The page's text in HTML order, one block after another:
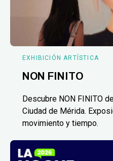
EXHIBICIÓN ARTÍSTICA
NON FINITO
Descubre NON FINITO
Ciudad de Mérida.
movimiento y tiempo.